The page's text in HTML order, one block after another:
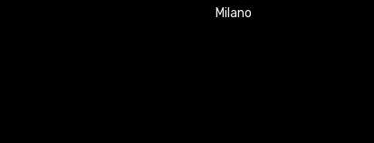
Milano